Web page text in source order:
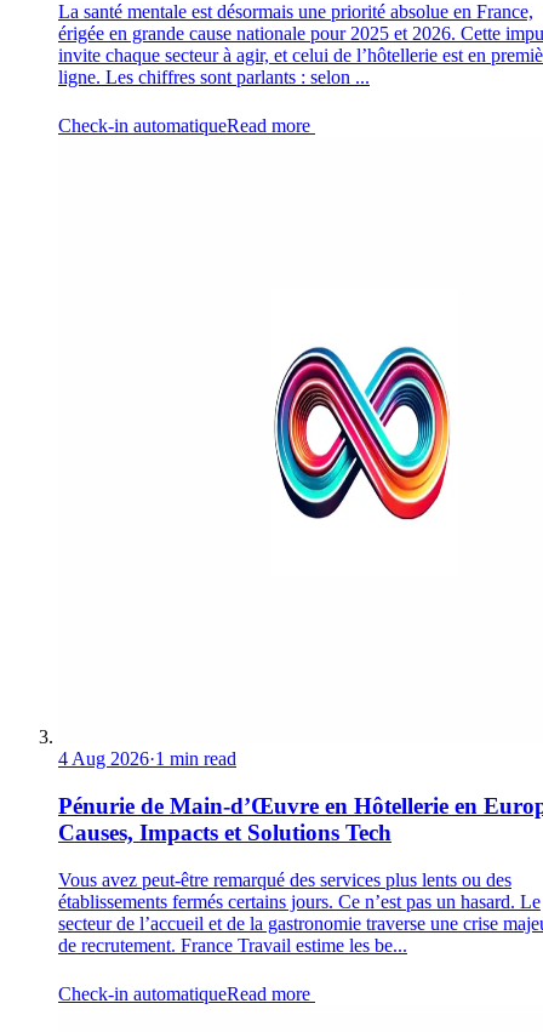
La santé mentale est désormais une priorité absolue en France,
érigée en grande cause nationale pour 2025 et 2026. Cette
invite chaque secteur à agir, et celui de l’hôtellerie est en
ligne. Les chiffres sont parlants : selon ...
Check-in automatiqueRead more
4 Aug 2026·1 min read
Pénurie de Main-d’Œuvre en Hôtellerie en
Causes, Impacts et Solutions Tech
Vous avez peut-être remarqué des services plus lents ou des
établissements fermés certains jours. Ce n’est pas un hasard. Le
secteur de l’accueil et de la gastronomie traverse une crise
de recrutement. France Travail estime les be...
Check-in automatiqueRead more